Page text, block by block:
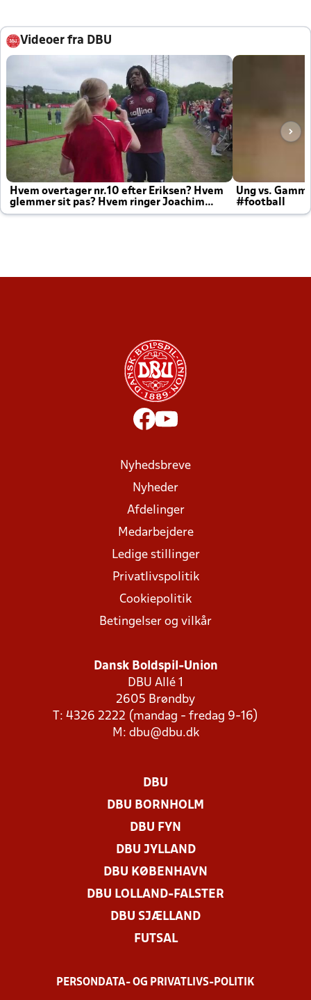
Videoer fra DBU
Hvem overtager nr.10 efter Eriksen? Hvem
glemmer sit pas? Hvem ringer Joachim
altid til efter kampe?
Ung vs.
#football
Nyhedsbreve
Nyheder
Afdelinger
Medarbejdere
Ledige stillinger
Privatlivspolitik
Cookiepolitik
Betingelser og vilkår
Dansk Boldspil-Union
DBU Allé 1
2605 Brøndby
T: 4326 2222 (mandag - fredag 9-16)
M: dbu@dbu.dk
DBU
DBU BORNHOLM
DBU FYN
DBU JYLLAND
DBU KØBENHAVN
DBU LOLLAND-FALSTER
DBU SJÆLLAND
FUTSAL
PERSONDATA- OG PRIVATLIVS-POLITIK